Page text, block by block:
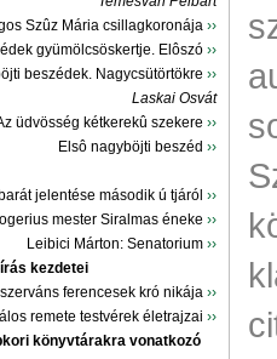
Szûz Mária csillagkoronája ››
gyümölcsöskertje. Elôszó ››
beszédek. Nagycsütörtökre ››
Laskai Osvát
üdvösség kétkerekû szekere ››
Elsô nagyböjti beszéd ››
jelentése második ú tjáról ››
mester Siralmas éneke ››
Leibici Márton: Senatorium ››
kezdetei
ferencesek kró nikája ››
remete testvérek életrajzai ››
könyvtárakra vonatkozó